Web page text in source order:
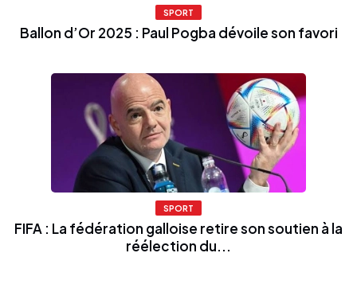
SPORT
Ballon d’Or 2025 : Paul Pogba dévoile son favori
SPORT
FIFA : La fédération galloise retire son soutien à la
réélection du...